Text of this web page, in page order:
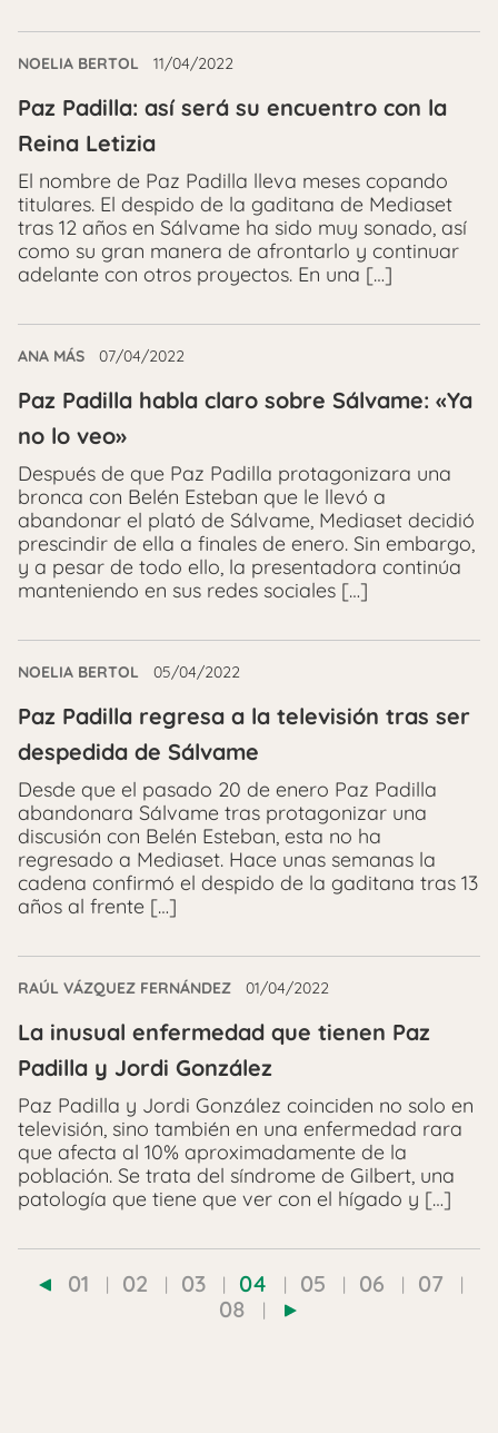
NOELIA BERTOL 11/04/2022
Paz Padilla: así será su encuentro con la
Reina Letizia
El nombre de Paz Padilla lleva meses copando
titulares. El despido de la gaditana de Mediaset
tras 12 años en Sálvame ha sido muy sonado, así
como su gran manera de afrontarlo y continuar
adelante con otros proyectos. En una […]
ANA MÁS 07/04/2022
Paz Padilla habla claro sobre Sálvame: «Ya
no lo veo»
Después de que Paz Padilla protagonizara una
bronca con Belén Esteban que le llevó a
abandonar el plató de Sálvame, Mediaset decidió
prescindir de ella a finales de enero. Sin embargo,
y a pesar de todo ello, la presentadora continúa
manteniendo en sus redes sociales […]
NOELIA BERTOL 05/04/2022
Paz Padilla regresa a la televisión tras ser
despedida de Sálvame
Desde que el pasado 20 de enero Paz Padilla
abandonara Sálvame tras protagonizar una
discusión con Belén Esteban, esta no ha
regresado a Mediaset. Hace unas semanas la
cadena confirmó el despido de la gaditana tras 13
años al frente […]
RAÚL VÁZQUEZ FERNÁNDEZ 01/04/2022
La inusual enfermedad que tienen Paz
Padilla y Jordi González
Paz Padilla y Jordi González coinciden no solo en
televisión, sino también en una enfermedad rara
que afecta al 10% aproximadamente de la
población. Se trata del síndrome de Gilbert, una
patología que tiene que ver con el hígado y […]
01 02 03 04 05 06
07
08